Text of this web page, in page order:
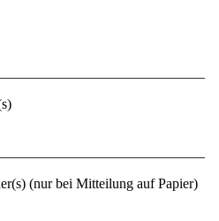
(nur bei Mitteilung auf Papier)